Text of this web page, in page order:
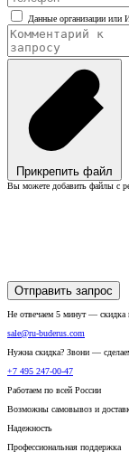
Данные организации или
Прикрепить файл
Вы можете добавить файлы с
Отправить запрос
Не отвечаем 5 минут — скидка
sale@ru-buderus.com
Нужна скидка? Звони —
+7 495 247-00-47
Работаем по всей России
Возможны самовывоз и
Надежность
Профессиональная поддержка